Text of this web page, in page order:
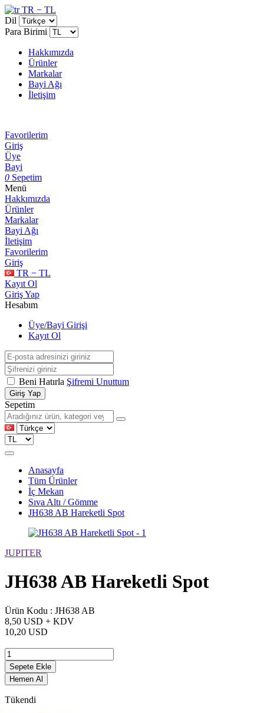
TR − TL
Dil
Para Birimi
Hakkımızda
Ürünler
Markalar
Bayi Ağı
İletişim
Favorilerim
Giriş
Üye
Bayi
0 Sepetim
Menü
Hakkımızda
Ürünler
Markalar
Bayi Ağı
İletişim
Favorilerim
Giriş
TR − TL
Kayıt Ol
Giriş Yap
Hesabım
Üye/Bayi Girişi
Kayıt Ol
Beni Hatırla Şifremi Unuttum
Giriş Yap
Sepetim
Anasayfa
Tüm Ürünler
İç Mekan
Sıva Altı / Gömme
JH638 AB Hareketli Spot
JUPITER
JH638 AB Hareketli Spot
Ürün Kodu : JH638 AB
8,50 USD + KDV
10,20 USD
Sepete Ekle
Hemen Al
Tükendi